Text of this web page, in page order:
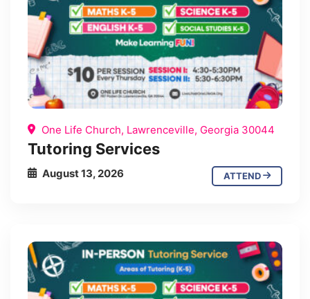
One Life Church, Lawrenceville, Georgia 30044
Tutoring Services
August 13, 2026 ATTEND